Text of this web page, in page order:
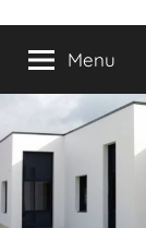
Menu